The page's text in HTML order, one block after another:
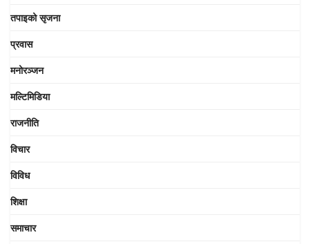
तपाइको सृजना
प्रवास
मनोरञ्जन
मल्टिमिडिया
राजनीति
विचार
विविध
शिक्षा
समाचार